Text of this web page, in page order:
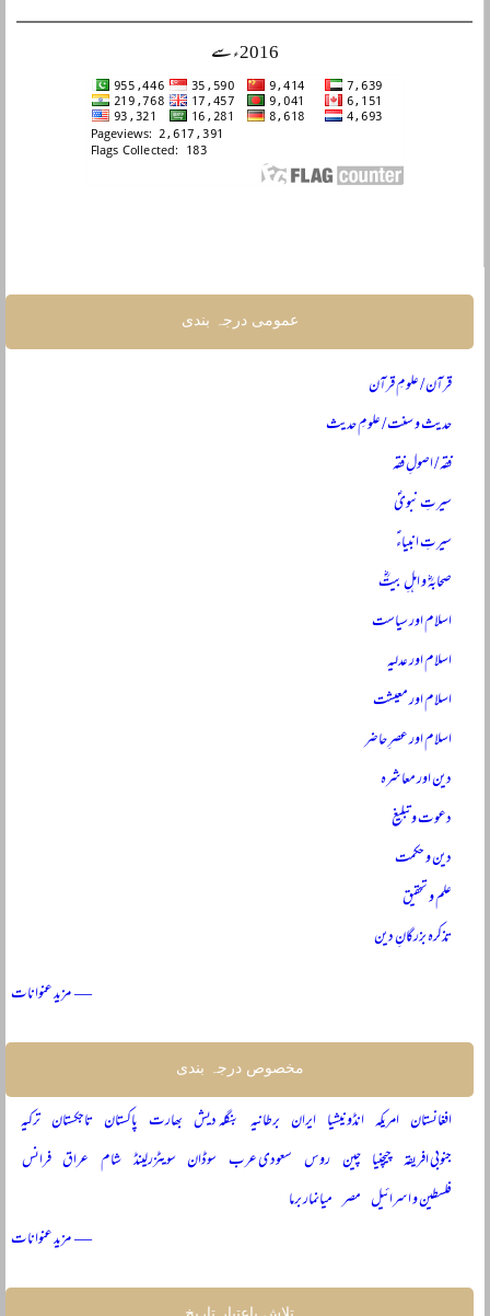
2016ء سے
عمومی درجہ بندی
قرآن / علومِ قرآن
حدیث و سنت / علومِ حدیث
فقہ / اصولِ فقہ
سیرتِ نبویؐ
سیرتِ انبیاءؑ
صحابہؓ و اہلِ بیتؓ
اسلام اور سیاست
اسلام اور عدلیہ
اسلام اور معیشت
اسلام اور عصرِ حاضر
دین اور معاشرہ
دعوت و تبلیغ
دین و حکمت
علم و تحقیق
تذکرہ بزرگانِ دین
— مزید عنوانات
مخصوص درجہ بندی
افغانستان امریکہ انڈونیشیا ایران برطانیہ بنگلہ دیش بھارت پاکستان تاجکستان ترکیہ
جنوبی افریقہ چیچنیا چین روس سعودی عرب سوڈان سویٹزرلینڈ شام عراق فرانس
فلسطین و اسرائیل مصر میانمار برما
— مزید عنوانات